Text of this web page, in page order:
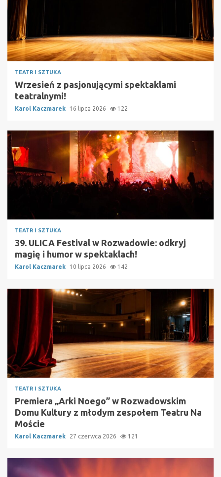
TEATR I SZTUKA
Wrzesień z pasjonującymi spektaklami
teatralnymi!
Karol Kaczmarek 16 lipca 2026 122
TEATR I SZTUKA
39. ULICA Festival w Rozwadowie: odkryj
magię i humor w spektaklach!
Karol Kaczmarek 10 lipca 2026 142
TEATR I SZTUKA
Premiera „Arki Noego” w Rozwadowskim
Domu Kultury z młodym zespołem Teatru Na
Moście
Karol Kaczmarek 27 czerwca 2026 121